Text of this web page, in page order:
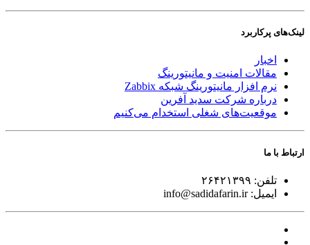
لینک‌های پر‌کاربرد
اخبار
مقالات امنیت و مانیتورینگ
نرم افزار مانیتورینگ شبکه Zabbix
درباره شرکت سدید آفرین
موقعیت‌های شغلی استخدام ‌می‌کنیم
ارتباط با ما
تلفن: ۲۶۴۲۱۳۹۹
ایمیل:info@sadidafarin.ir